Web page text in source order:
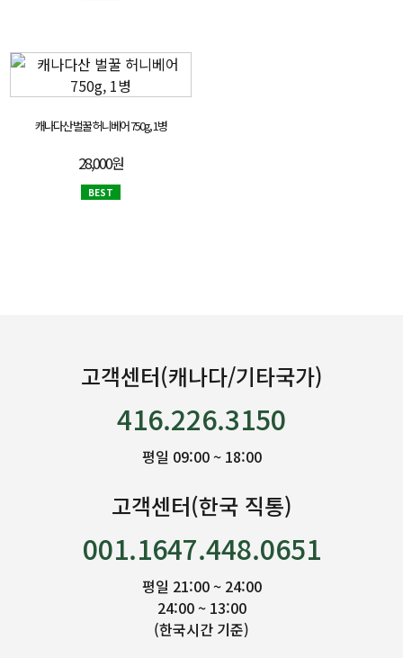
캐나다산 벌꿀 허니베어 750g, 1병
28,000원
BEST
고객센터(캐나다/기타국가)
416.226.3150
평일 09:00 ~ 18:00
고객센터(한국 직통)
001.1647.448.0651
평일 21:00 ~ 24:00
24:00 ~ 13:00
(한국시간 기준)